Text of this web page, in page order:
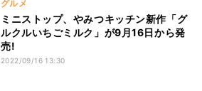
グルメ
ミニストップ、やみつキッチン新作「グ
ルクルいちごミルク」が9月16日から発
売!
2022/09/16 13:30